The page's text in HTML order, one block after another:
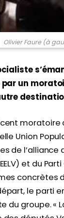
Olivier Faure (à
un
moratoire
Union
de l’alliance
et du
concrètes
le parti
du groupe. «